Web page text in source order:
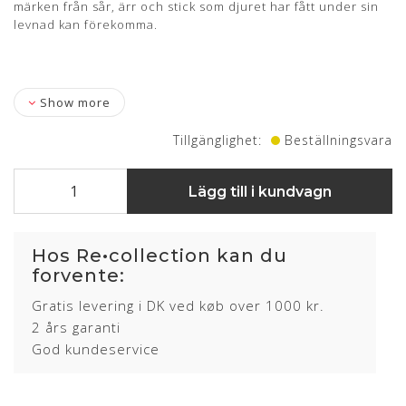
märken från sår, ärr och stick som djuret har fått under sin
levnad kan förekomma.
Show more
Tillgänglighet: Beställningsvara
Lägg till i kundvagn
Hos Re•collection kan du
forvente:
Gratis levering i DK ved køb over 1000 kr.
2 års garanti
God kundeservice